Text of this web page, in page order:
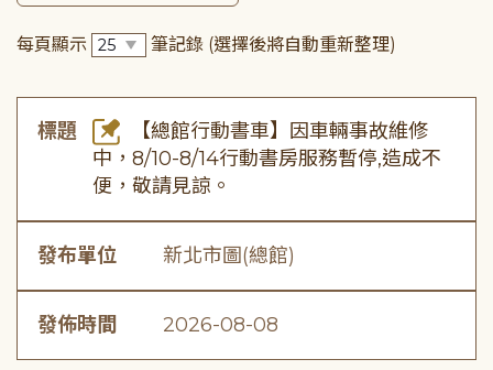
每頁顯示 筆記錄 (選擇後將自動重新整理)
標題
【總館行動書車】因車輛事故維修
中，8/10-8/14行動書房服務暫停,造成不
便，敬請見諒。
發布單位 新北市圖(總館)
發佈時間 2026-08-08